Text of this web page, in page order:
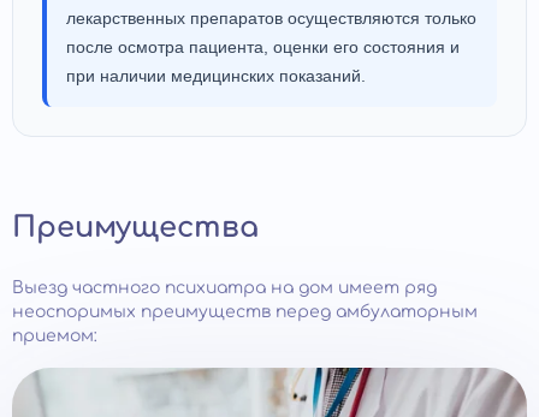
лекарственных препаратов осуществляются только
после осмотра пациента, оценки его состояния и
при наличии медицинских показаний.
Преимущества
Выезд частного психиатра на дом имеет ряд
неоспоримых преимуществ перед амбулаторным
приемом: